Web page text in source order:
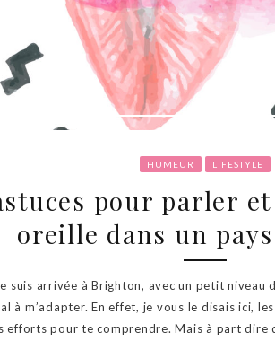
HUMEUR LIFESTYLE
pour parler
oreille dans un
suis arrivée à Brighton, avec un petit niveau
à m’adapter. En effet, je vous le disais ici,
efforts pour te comprendre. Mais à part dire